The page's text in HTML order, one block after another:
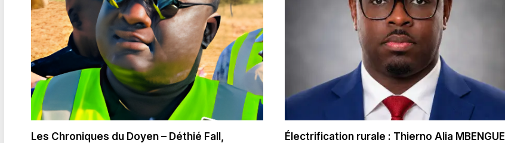
Les Chroniques du Doyen – Déthié Fall,
Électrification rurale : Thierno Alia MBENGUE